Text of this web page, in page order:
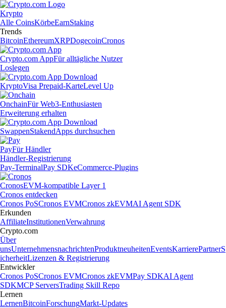
Krypto
Alle CoinsKörbeEarnStaking
Trends
BitcoinEthereumXRPDogecoinCronos
Crypto.com AppFür alltägliche Nutzer
Loslegen
KryptoVisa Prepaid-KarteLevel Up
OnchainFür Web3-Enthusiasten
Erweiterung erhalten
SwappenStakendApps durchsuchen
PayFür Händler
Händler-Registrierung
Pay-TerminalPay SDKeCommerce-Plugins
CronosEVM-kompatible Layer 1
Cronos entdecken
Cronos PoSCronos EVMCronos zkEVMAI Agent SDK
Erkunden
AffiliateInstitutionenVerwahrung
Crypto.com
Über
unsUnternehmensnachrichtenProduktneuheitenEventsKarrierePartnerS
icherheitLizenzen & Registrierung
Entwickler
Cronos PoSCronos EVMCronos zkEVMPay SDKAI Agent
SDKMCP ServersTrading Skill Repo
Lernen
LernenBitcoinForschungMarkt-Updates